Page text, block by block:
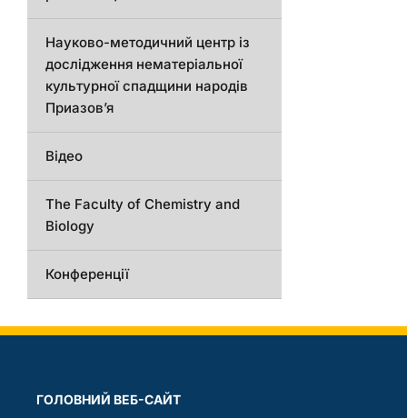
Науково-методичний центр із
дослідження нематеріальної
культурної спадщини народів
Приазов’я
Відео
The Faculty of Chemistry and
Biology
Конференції
ГОЛОВНИЙ ВЕБ-САЙТ